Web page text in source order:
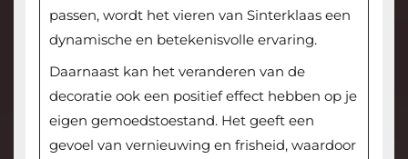
passen, wordt het vieren van Sinterklaas een
dynamische en betekenisvolle ervaring.
Daarnaast kan het veranderen van de
decoratie ook een positief effect hebben op je
eigen gemoedstoestand. Het geeft een
gevoel van vernieuwing en frisheid, waardoor